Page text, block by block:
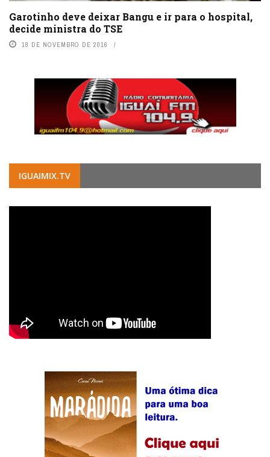
Garotinho deve deixar Bangu e ir para o hospital,
decide ministra do TSE
18 DE NOVEMBRO DE 2016
IGUAIMIX.TV